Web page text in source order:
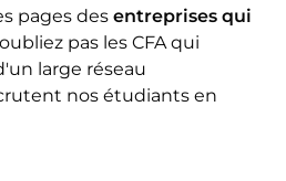
pages des entreprises qui
pas les CFA qui
large réseau
nos étudiants en